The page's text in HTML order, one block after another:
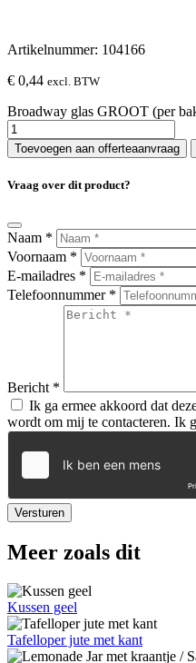
Artikelnummer: 104166
€ 0,44 excl. BTW
Broadway glas GROOT (per
Toevoegen aan offerteaanvraag
Vraag over dit product?
Naam *
Voornaam *
E-mailadres *
Telefoonnummer *
Bericht *
Ik ga ermee akkoord dat
wordt om mij te contacteren. Ik
Versturen
Meer zoals dit
Kussen geel
Tafelloper jute met kant